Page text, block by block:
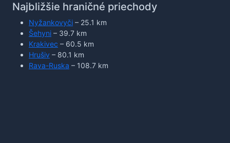
Najbližšie hraničné priechody
Nyžankovyči – 25.1 km
Šehyni – 39.7 km
Krakivec – 60.5 km
Hrušiv – 80.1 km
Rava-Ruska – 108.7 km